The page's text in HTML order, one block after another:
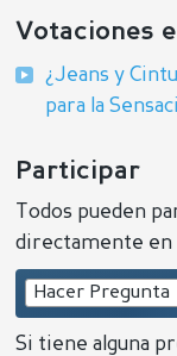
Votaciones
¿Jeans y
para la
Participar
Todos pueden
directamente en
Si tiene alguna